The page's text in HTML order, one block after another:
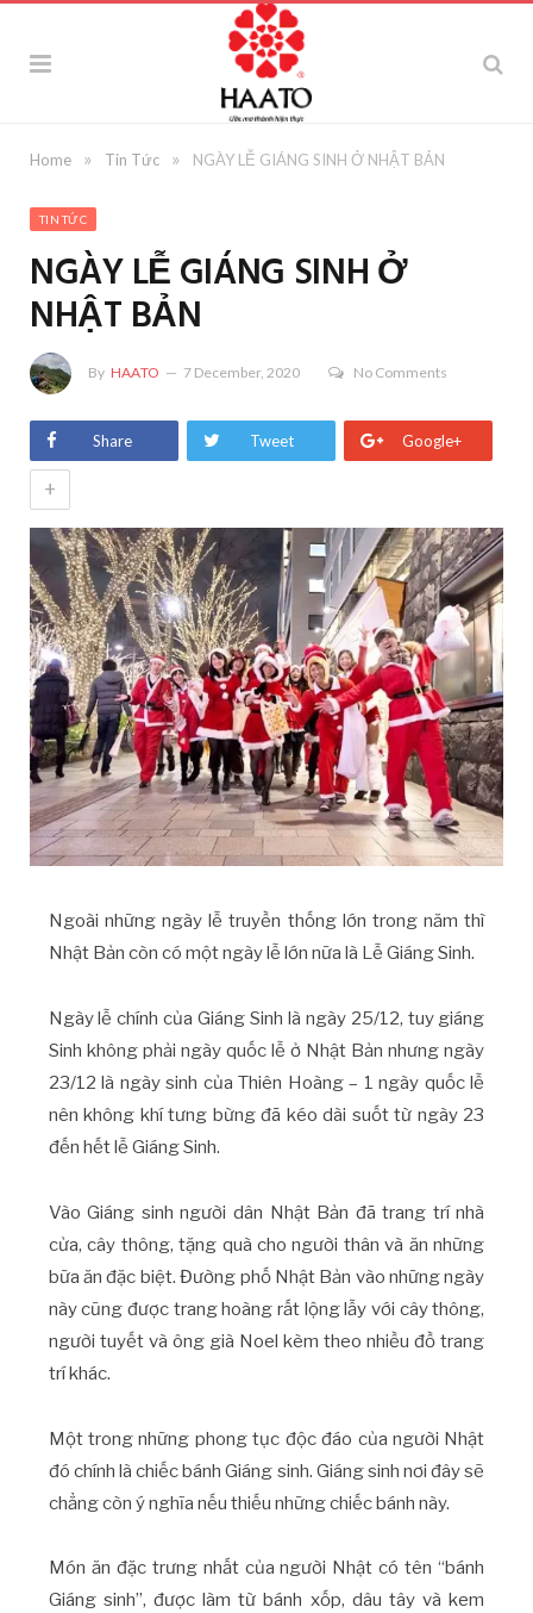
Home » Tin Tức » NGÀY LỄ GIÁNG SINH Ở NHẬT BẢN
TIN TỨC
NGÀY LỄ GIÁNG SINH Ở
NHẬT BẢN
By HAATO 7 December, 2020 No Comments
Share Tweet Google+
+
Ngoài những ngày lễ truyền thống lớn trong năm thì
Nhật Bản còn có một ngày lễ lớn nữa là Lễ Giáng Sinh.
Ngày lễ chính của Giáng Sinh là ngày 25/12, tuy giáng
Sinh không phải ngày quốc lễ ở Nhật Bản nhưng ngày
23/12 là ngày sinh của Thiên Hoàng – 1 ngày quốc lễ
nên không khí tưng bừng đã kéo dài suốt từ ngày 23
đến hết lễ Giáng Sinh.
Vào Giáng sinh người dân Nhật Bản đã trang trí nhà
cửa, cây thông, tặng quà cho người thân và ăn những
bữa ăn đặc biệt. Đường phố Nhật Bản vào những ngày
này cũng được trang hoàng rất lộng lẫy với cây thông,
người tuyết và ông già Noel kèm theo nhiều đồ trang
trí khác.
Một trong những phong tục độc đáo của người Nhật
đó chính là chiếc bánh Giáng sinh. Giáng sinh nơi đây sẽ
chẳng còn ý nghĩa nếu thiếu những chiếc bánh này.
Món ăn đặc trưng nhất của người Nhật có tên “bánh
Giáng sinh”, được làm từ bánh xốp, dâu tây và kem